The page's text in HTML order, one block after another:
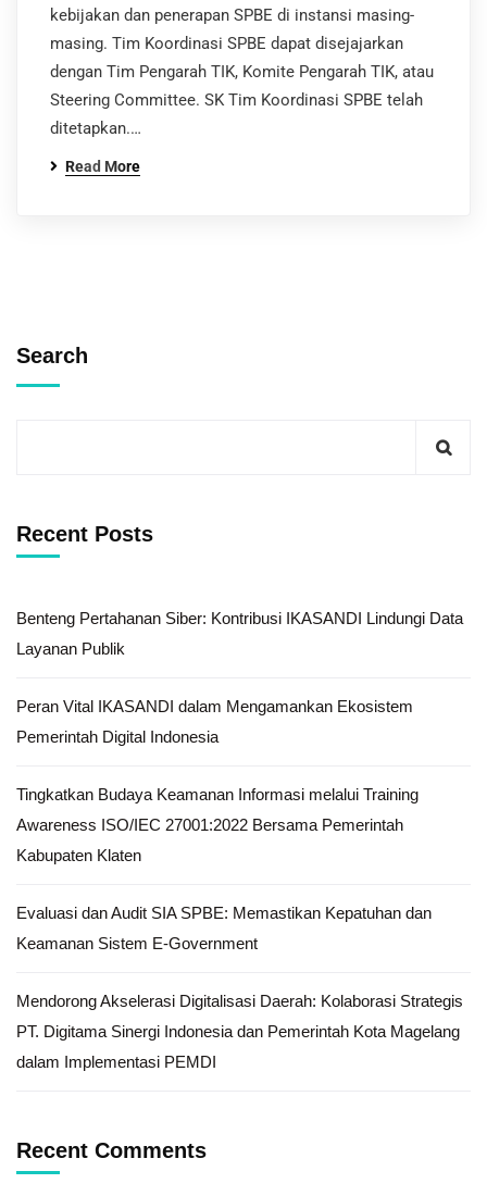
kebijakan dan penerapan SPBE di instansi masing-
masing. Tim Koordinasi SPBE dapat disejajarkan
dengan Tim Pengarah TIK, Komite Pengarah TIK, atau
Steering Committee. SK Tim Koordinasi SPBE telah
ditetapkan.…
Read More
Search
Recent Posts
Benteng Pertahanan Siber: Kontribusi IKASANDI Lindungi Data
Layanan Publik
Peran Vital IKASANDI dalam Mengamankan Ekosistem
Pemerintah Digital Indonesia
Tingkatkan Budaya Keamanan Informasi melalui Training
Awareness ISO/IEC 27001:2022 Bersama Pemerintah
Kabupaten Klaten
Evaluasi dan Audit SIA SPBE: Memastikan Kepatuhan dan
Keamanan Sistem E-Government
Mendorong Akselerasi Digitalisasi Daerah: Kolaborasi Strategis
PT. Digitama Sinergi Indonesia dan Pemerintah Kota Magelang
dalam Implementasi PEMDI
Recent Comments